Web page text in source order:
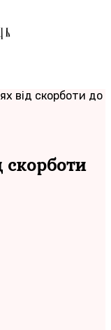
від скорботи до
скорботи